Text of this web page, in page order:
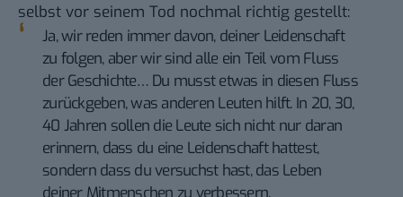
selbst vor seinem Tod nochmal richtig gestellt:
Ja, wir reden immer davon, deiner Leidenschaft
zu folgen, aber wir sind alle ein Teil vom Fluss
der Geschichte… Du musst etwas in diesen Fluss
zurückgeben, was anderen Leuten hilft. In 20, 30,
40 Jahren sollen die Leute sich nicht nur daran
erinnern, dass du eine Leidenschaft hattest,
sondern dass du versuchst hast, das Leben
deiner Mitmenschen zu verbessern.